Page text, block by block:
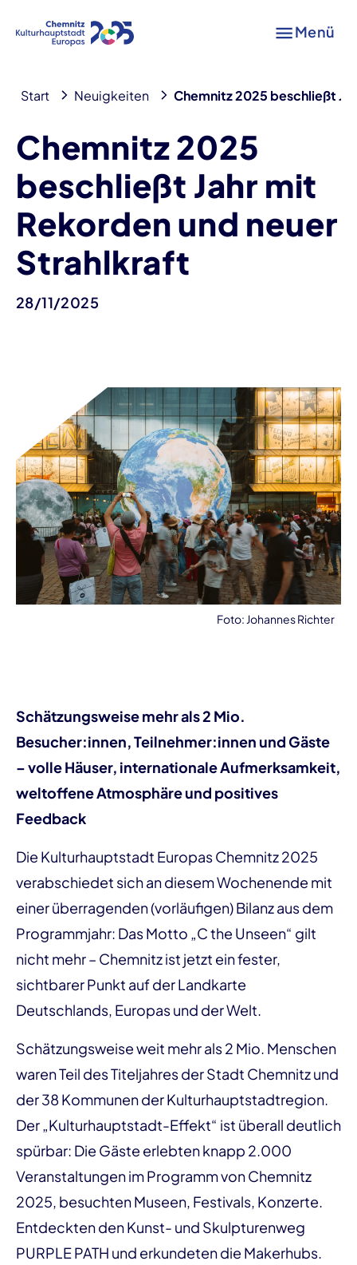
Menü
Start Neuigkeiten Chemnitz 2025 beschließt
Chemnitz 2025
beschließt Jahr mit
Rekorden und neuer
Strahlkraft
28/11/2025
Foto: Johannes Richter
Schätzungsweise mehr als 2 Mio.
Besucher:innen, Teilnehmer:innen und Gäste
– volle Häuser, internationale Aufmerksamkeit,
weltoffene Atmosphäre und positives
Feedback
Die Kulturhauptstadt Europas Chemnitz 2025
verabschiedet sich an diesem Wochenende mit
einer überragenden (vorläufigen) Bilanz aus dem
Programmjahr: Das Motto „C the Unseen“ gilt
nicht mehr – Chemnitz ist jetzt ein fester,
sichtbarer Punkt auf der Landkarte
Deutschlands, Europas und der Welt.
Schätzungsweise weit mehr als 2 Mio. Menschen
waren Teil des Titeljahres der Stadt Chemnitz und
der 38 Kommunen der Kulturhauptstadtregion.
Der „Kulturhauptstadt-Effekt“ ist überall deutlich
spürbar: Die Gäste erlebten knapp 2.000
Veranstaltungen im Programm von Chemnitz
2025, besuchten Museen, Festivals, Konzerte.
Entdeckten den Kunst- und Skulpturenweg
PURPLE PATH und erkundeten die Makerhubs.